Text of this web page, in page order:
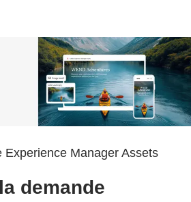
Experience Manager Assets
demande